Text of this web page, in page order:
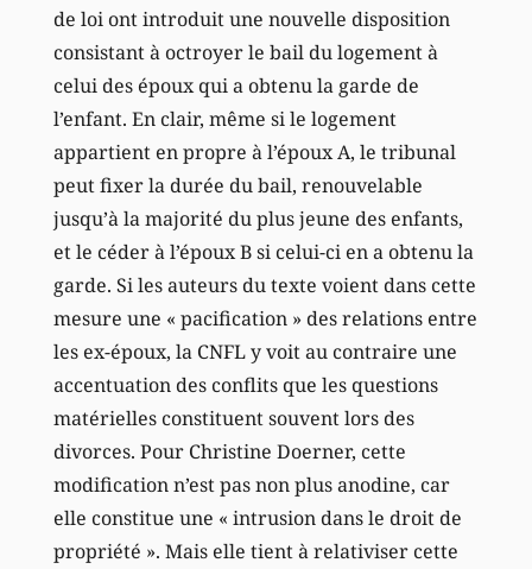
de loi ont introduit une nouvelle disposition
consistant à octroyer le bail du logement à
celui des époux qui a obtenu la garde de
l’enfant. En clair, même si le logement
appartient en propre à l’époux A, le tribunal
peut fixer la durée du bail, renouvelable
jusqu’à la majorité du plus jeune des enfants,
et le céder à l’époux B si celui-ci en a obtenu la
garde. Si les auteurs du texte voient dans cette
mesure une « pacification » des relations entre
les ex-époux, la CNFL y voit au contraire une
accentuation des conflits que les questions
matérielles constituent souvent lors des
divorces. Pour Christine Doerner, cette
modification n’est pas non plus anodine, car
elle constitue une « intrusion dans le droit de
propriété ». Mais elle tient à relativiser cette